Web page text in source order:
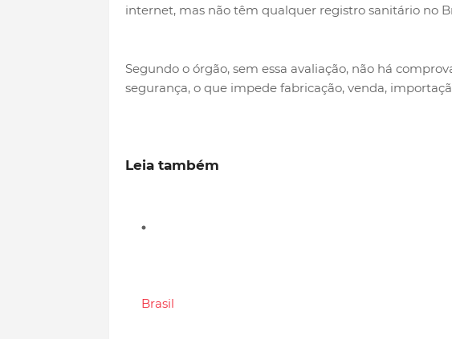
internet, mas não têm qualquer registro sanitário no
Segundo o órgão, sem essa avaliação, não há
segurança, o que impede fabricação, venda,
Leia também
Brasil